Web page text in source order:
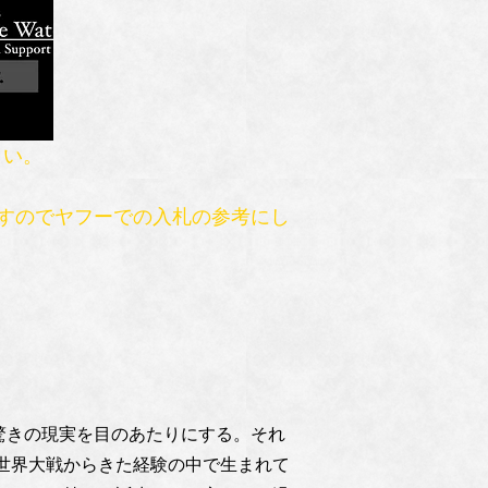
。
のでヤフーでの入札の参考にし
の現実を目のあたりにする。それ
大戦からきた経験の中で生まれて